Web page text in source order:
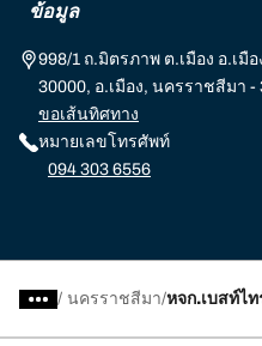
ข้อมูล
998/1 ถ.มิตรภาพ ต.เมือง อ.เ
30000, อ.เมือง, นครราชสีมา -
ขอเส้นทิศทาง
หมายเลขโทรศัพท์
094 303 6556
/ นครราชสีมา หจก.เบสท์ไ